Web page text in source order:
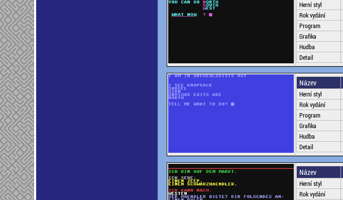
Herní styl
Rok vydání
Program
Grafika
Hudba
Detail
Název
Herní styl
Rok vydání
Program
Grafika
Hudba
Detail
Název
Herní styl
Rok vydání